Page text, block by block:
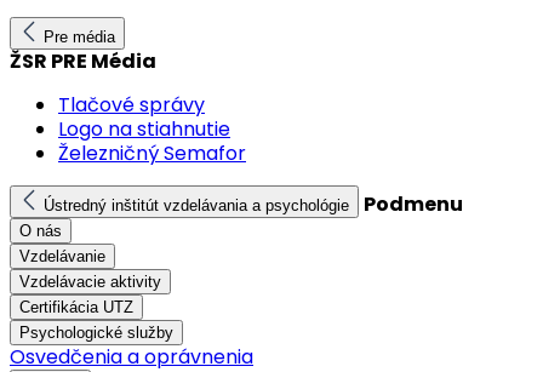
Pre média
ŽSR PRE Média
Tlačové správy
Logo na stiahnutie
Železničný Semafor
Ústredný inštitút vzdelávania a psychológie Podmenu
O nás
Vzdelávanie
Vzdelávacie aktivity
Certifikácia UTZ
Psychologické služby
Osvedčenia a oprávnenia